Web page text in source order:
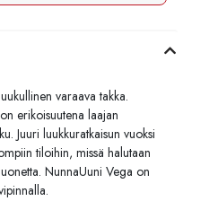
varaava takka.
erikoisuutena laajan
Juuri luukkuratkaisun vuoksi
tiloihin, missä halutaan
NunnaUuni Vega on